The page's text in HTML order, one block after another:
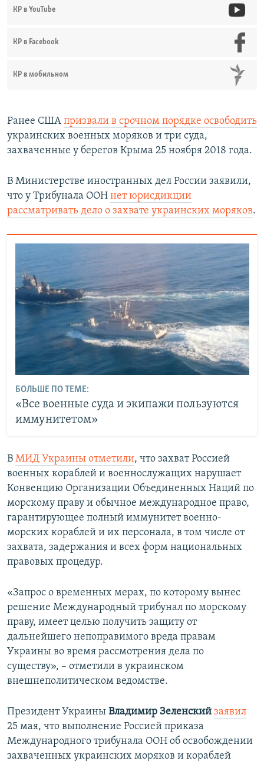
КР в YouTube
КР в Facebook
КР в мобильном
Ранее США призвали в срочном порядке освободить
украинских военных моряков и три суда,
захваченные у берегов Крыма 25 ноября 2018 года.
В Министерстве иностранных дел России заявили,
что у Трибунала ООН нет юрисдикции
рассматривать дело о захвате украинских моряков.
БОЛЬШЕ ПО ТЕМЕ:
«Все военные суда и экипажи пользуются
иммунитетом»
​В МИД Украины отметили, что захват Россией
военных кораблей и военнослужащих нарушает
Конвенцию Организации Объединенных Наций по
морскому праву и обычное международное право,
гарантирующее полный иммунитет военно-
морских кораблей и их персонала, в том числе от
захвата, задержания и всех форм национальных
правовых процедур.
«Запрос о временных мерах, по которому вынес
решение Международный трибунал по морскому
праву, имеет целью получить защиту от
дальнейшего непоправимого вреда правам
Украины во время рассмотрения дела по
существу», – отметили в украинском
внешнеполитическом ведомстве.
Президент Украины Владимир Зеленский заявил
25 мая, что выполнение Россией приказа
Международного трибунала ООН об освобождении
захваченных украинских моряков и кораблей